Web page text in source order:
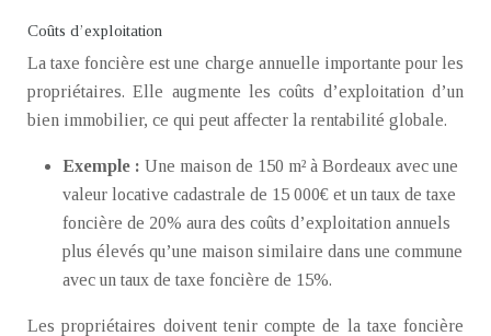
Coûts d’exploitation
La taxe foncière est une charge annuelle importante pour les
propriétaires. Elle augmente les coûts d’exploitation d’un
bien immobilier, ce qui peut affecter la rentabilité globale.
Exemple : Une maison de 150 m² à Bordeaux avec une
valeur locative cadastrale de 15 000€ et un taux de taxe
foncière de 20% aura des coûts d’exploitation annuels
plus élevés qu’une maison similaire dans une commune
avec un taux de taxe foncière de 15%.
Les propriétaires doivent tenir compte de la taxe foncière